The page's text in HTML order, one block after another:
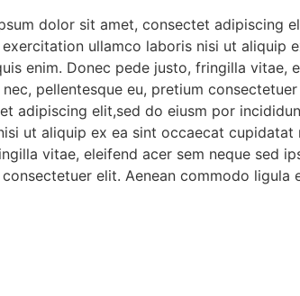
dolor sit amet, consectet adipiscing
ullamco laboris nisi ut aliquip
enim. Donec pede justo, fringilla vitae,
pellentesque eu, pretium
adipiscing elit,sed do eiusm por
ut aliquip ex ea sint occaecat
vitae, eleifend acer sem neque sed
elit. Aenean commodo ligula